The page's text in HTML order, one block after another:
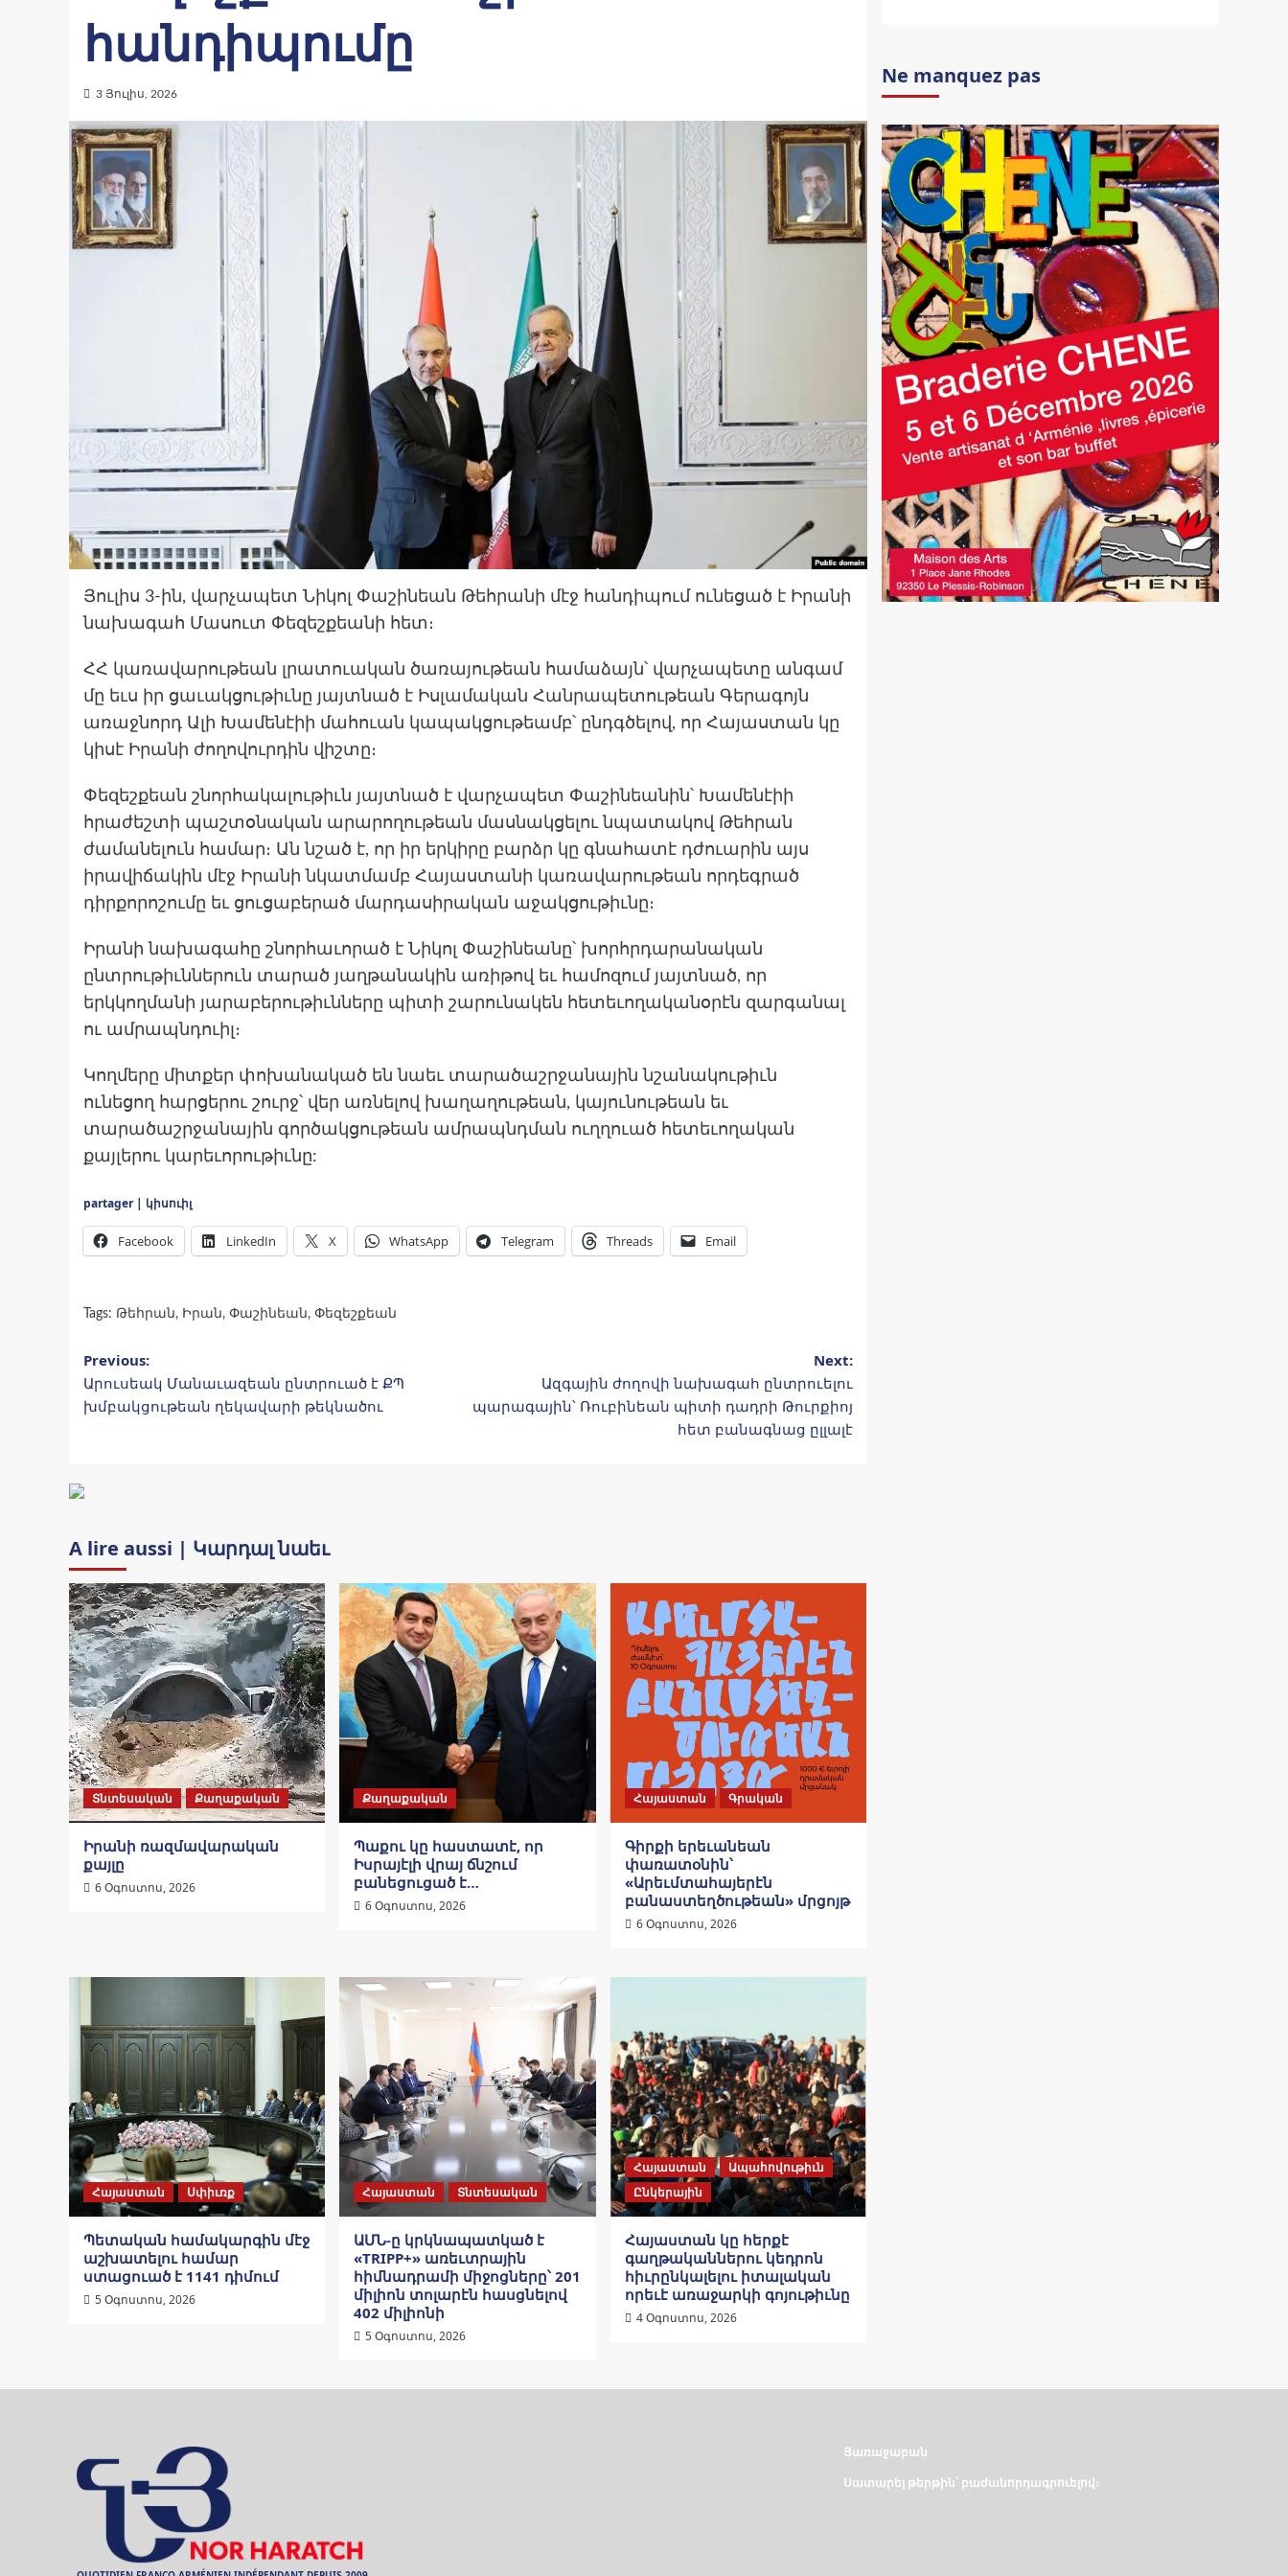
հանդիպումը
3 Յուլիս, 2026
Յուլիս 3-ին, վարչապետ Նիկոլ Փաշինեան Թեհրանի մէջ հանդիպում ունեցած է Իրանի
նախագահ Մասուտ Փեզեշքեանի հետ։
ՀՀ կառավարութեան լրատուական ծառայութեան համաձայն՝ վարչապետը անգամ
մը եւս իր ցաւակցութիւնը յայտնած է Իսլամական Հանրապետութեան Գերագոյն
առաջնորդ Ալի Խամենէիի մահուան կապակցութեամբ՝ ընդգծելով, որ Հայաստան կը
կիսէ Իրանի ժողովուրդին վիշտը։
Փեզեշքեան շնորհակալութիւն յայտնած է վարչապետ Փաշինեանին՝ Խամենէիի
հրաժեշտի պաշտօնական արարողութեան մասնակցելու նպատակով Թեհրան
ժամանելուն համար։ Ան նշած է, որ իր երկիրը բարձր կը գնահատէ դժուարին այս
իրավիճակին մէջ Իրանի նկատմամբ Հայաստանի կառավարութեան որդեգրած
դիրքորոշումը եւ ցուցաբերած մարդասիրական աջակցութիւնը։
Իրանի նախագահը շնորհաւորած է Նիկոլ Փաշինեանը՝ խորհրդարանական
ընտրութիւններուն տարած յաղթանակին առիթով եւ համոզում յայտնած, որ
երկկողմանի յարաբերութիւնները պիտի շարունակեն հետեւողականօրէն զարգանալ
ու ամրապնդուիլ։
Կողմերը միտքեր փոխանակած են նաեւ տարածաշրջանային նշանակութիւն
ունեցող հարցերու շուրջ՝ վեր առնելով խաղաղութեան, կայունութեան եւ
տարածաշրջանային գործակցութեան ամրապնդման ուղղուած հետեւողական
քայլերու կարեւորութիւնը:
partager | կիսուիլ
Facebook LinkedIn X WhatsApp Telegram Threads Email
Tags: Թեհրան, Իրան, Փաշինեան, Փեզեշքեան
Post
navigation
Previous:
Արուսեակ Մանաւազեան ընտրուած է ՔՊ
խմբակցութեան ղեկավարի թեկնածու
Next:
Ազգային ժողովի նախագահ ընտրուելու
պարագային՝ Ռուբինեան պիտի դադրի Թուրքիոյ
հետ բանագնաց ըլլալէ
A lire aussi | Կարդալ նաեւ
Տնտեսական Քաղաքական
Իրանի ռազմավարական
քայլը
6 Օգոստոս, 2026
Քաղաքական
Պաքու կը հաստատէ, որ
Իսրայէլի վրայ ճնշում
բանեցուցած է…
6 Օգոստոս, 2026
Հայաստան Գրական
Գիրքի երեւանեան
փառատօնին՝
«Արեւմտահայերէն
բանաստեղծութեան» մրցոյթ
6 Օգոստոս, 2026
Հայաստան Սփիւռք
Պետական համակարգին մէջ
աշխատելու համար
ստացուած է 1141 դիմում
5 Օգոստոս, 2026
Հայաստան Տնտեսական
ԱՄՆ-ը կրկնապատկած է
«TRIPP+» առեւտրային
հիմնադրամի միջոցները՝ 201
միլիոն տոլարէն հասցնելով
402 միլիոնի
5 Օգոստոս, 2026
Հայաստան
Ապահովութիւն
Ընկերային
Հայաստան կը հերքէ
գաղթականներու կեդրոն
հիւրընկալելու իտալական
որեւէ առաջարկի գոյութիւնը
4 Օգոստոս, 2026
Ne manquez pas
Յառաջաբան
Սատարել թերթին՝ բաժանորդագրուելով։